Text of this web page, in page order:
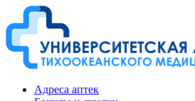
Адреса аптек